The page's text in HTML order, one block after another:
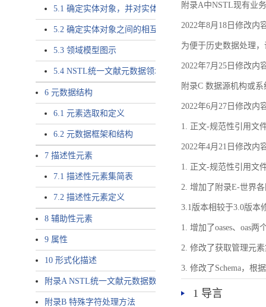
5.1 确定实体对象，并对实体对象命名
5.2 确定实体对象之间的相互关系，定义实体对象之间的
5.3 领域模型图示
5.4 NSTL统一文献元数据领域模型的验证
6 元数据结构
6.1 元素选取和定义
6.2 元数据框架和结构
7 描述性元素
7.1 描述性元素集简表
7.2 描述性元素定义
8 辅助性元素
9 属性
10 形式化描述
附录A NSTL统一文献元数据数据唯一标识符规则
附录B 特殊字符处理方法
附录A中NSTL现有业
2022年8月18日修改内
为便于历史数据处理
2022年7月25日修改内
附录C 数据源机构或
2022年6月27日修改内
1. 正文-规范性引用文
2022年4月21日修改内
1. 正文-规范性引用文
2. 增加了附录E-世界
3.1版本相较于3.0版本
1. 增加了oases、oas
2. 修改了获取管理元
3. 修改了Schema，根
1 导言